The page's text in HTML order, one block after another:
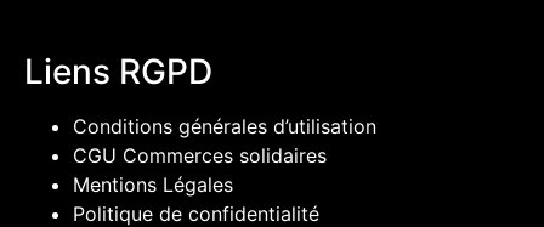
Liens RGPD
Conditions générales d’utilisation
CGU Commerces solidaires
Mentions Légales
Politique de confidentialité